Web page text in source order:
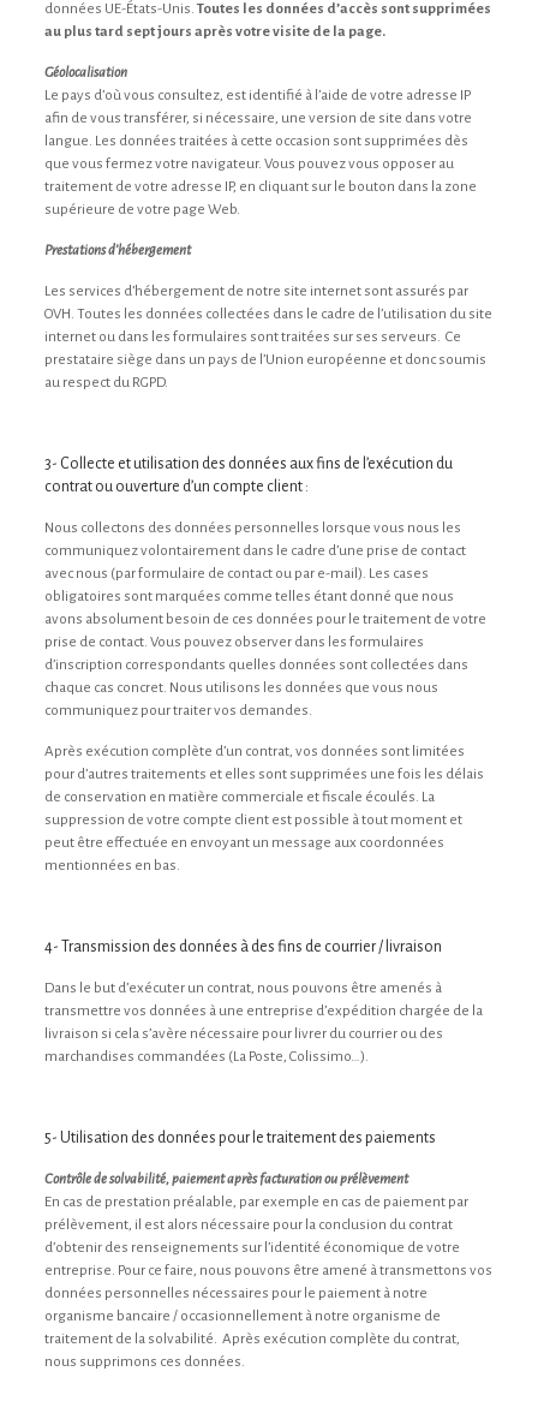
données UE-États-Unis.Toutes les données d’accès sont supprimées
au plus tard sept jours après votre visite de la page.
Géolocalisation
Le pays d’où vous consultez, est identifié à l’aide de votre adresse IP
afin de vous transférer, si nécessaire, une version de site dans votre
langue. Les données traitées à cette occasion sont supprimées dès
que vous fermez votre navigateur. Vous pouvez vous opposer au
traitement de votre adresse IP, en cliquant sur le bouton dans la zone
supérieure de votre page Web.
Prestations d’hébergement
Les services d’hébergement de notre site internet sont assurés par
OVH. Toutes les données collectées dans le cadre de l’utilisation du site
internet ou dans les formulaires sont traitées sur ses serveurs. Ce
prestataire siège dans un pays de l’Union européenne et donc soumis
au respect du RGPD.
3- Collecte et utilisation des données aux fins de l’exécution du
contrat ou ouverture d’un compte client :
Nous collectons des données personnelles lorsque vous nous les
communiquez volontairement dans le cadre d’une prise de contact
avec nous (par formulaire de contact ou par e-mail). Les cases
obligatoires sont marquées comme telles étant donné que nous
avons absolument besoin de ces données pour le traitement de votre
prise de contact. Vous pouvez observer dans les formulaires
d’inscription correspondants quelles données sont collectées dans
chaque cas concret. Nous utilisons les données que vous nous
communiquez pour traiter vos demandes.
Après exécution complète d’un contrat, vos données sont limitées
pour d’autres traitements et elles sont supprimées une fois les délais
de conservation en matière commerciale et fiscale écoulés. La
suppression de votre compte client est possible à tout moment et
peut être effectuée en envoyant un message aux coordonnées
mentionnées en bas.
4- Transmission des données à des fins de courrier / livraison
Dans le but d’exécuter un contrat, nous pouvons être amenés à
transmettre vos données à une entreprise d’expédition chargée de la
livraison si cela s’avère nécessaire pour livrer du courrier ou des
marchandises commandées (La Poste, Colissimo…).
5- Utilisation des données pour le traitement des paiements
Contrôle de solvabilité, paiement après facturation ou prélèvement
En cas de prestation préalable, par exemple en cas de paiement par
prélèvement, il est alors nécessaire pour la conclusion du contrat
d’obtenir des renseignements sur l’identité économique de votre
entreprise. Pour ce faire, nous pouvons être amené à transmettons vos
données personnelles nécessaires pour le paiement à notre
organisme bancaire / occasionnellement à notre organisme de
traitement de la solvabilité. Après exécution complète du contrat,
nous supprimons ces données.